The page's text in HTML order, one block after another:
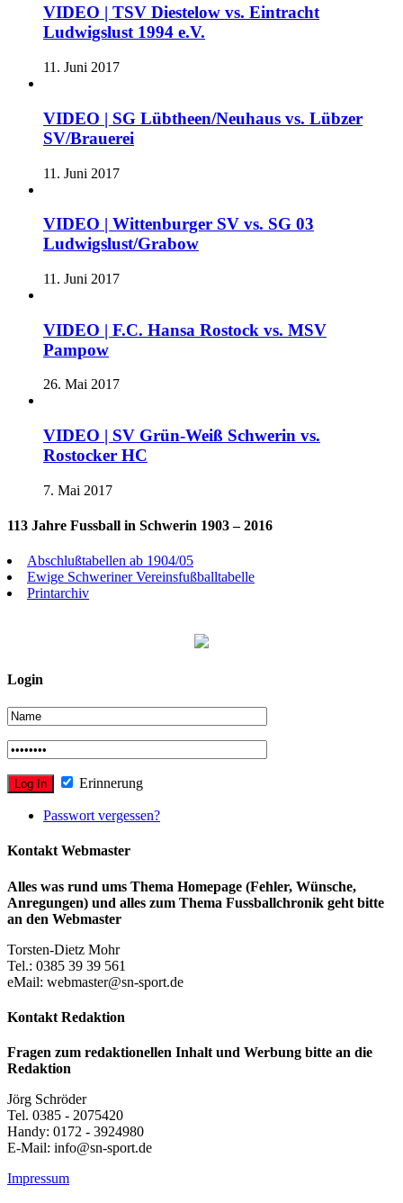
VIDEO | TSV Diestelow vs. Eintracht
Ludwigslust 1994 e.V.
11. Juni 2017
VIDEO | SG Lübtheen/Neuhaus vs. Lübzer
SV/Brauerei
11. Juni 2017
VIDEO | Wittenburger SV vs. SG 03
Ludwigslust/Grabow
11. Juni 2017
VIDEO | F.C. Hansa Rostock vs. MSV
Pampow
26. Mai 2017
VIDEO | SV Grün-Weiß Schwerin vs.
Rostocker HC
7. Mai 2017
113 Jahre Fussball in Schwerin 1903 – 2016
Abschlußtabellen ab 1904/05
Ewige Schweriner Vereinsfußballtabelle
Printarchiv
Login
Erinnerung
Passwort vergessen?
Kontakt Webmaster
Alles was rund ums Thema Homepage (Fehler, Wünsche,
Anregungen) und alles zum Thema Fussballchronik geht bitte
an den Webmaster
Torsten-Dietz Mohr
Tel.: 0385 39 39 561
eMail: webmaster@sn-sport.de
Kontakt Redaktion
Fragen zum redaktionellen Inhalt und Werbung bitte an die
Redaktion
Jörg Schröder
Tel. 0385 - 2075420
Handy: 0172 - 3924980
E-Mail: info@sn-sport.de
Impressum